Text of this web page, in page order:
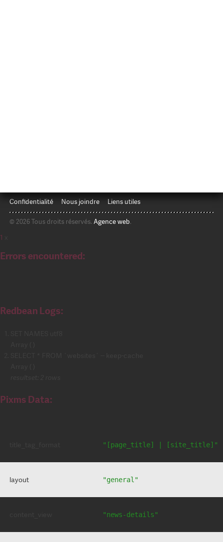
Confidentialité Nous joindre Liens utiles
© 2026 Tous droits réservés. Agence web.
1
Errors encountered:
Redbean Logs:
Pixms Data:
"[page_title] | [site_title]"
layout "general"
"news-details"